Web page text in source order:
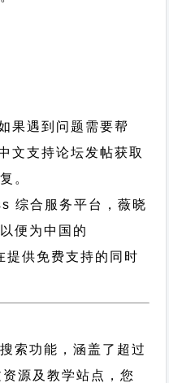
果遇到问题需要帮
文支持论坛发帖获取
。
综合服务平台，薇晓
便为中国的
供免费支持的同时
索功能，涵盖了超过
源及教学站点，您